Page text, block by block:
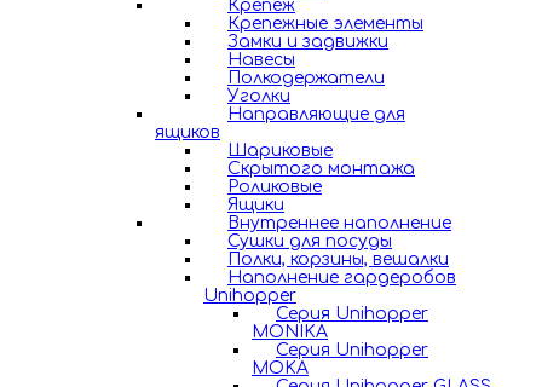
Крепеж
Крепежные элементы
Замки и задвижки
Навесы
Полкодержатели
Уголки
Направляющие для
ящиков
Шариковые
Скрытого монтажа
Роликовые
Ящики
Внутреннее наполнение
Сушки для посуды
Полки, корзины, вешалки
Наполнение гардеробов
Unihopper
Серия Unihopper
MONIKA
Серия Unihopper
MOKA